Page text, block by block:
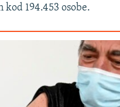
kod 194.453 osobe.